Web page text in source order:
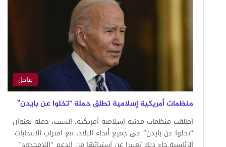
عاجل
منظمات أمريكية إسلامية تطلق حملة “تخلوا عن بايدن”
أطلقت منظمات مدنية إسلامية أمريكية، السبت، حملة بعنوان
“تخلوا عن بايدن” في جميع أنحاء البلاد، مع اقتراب الانتخابات